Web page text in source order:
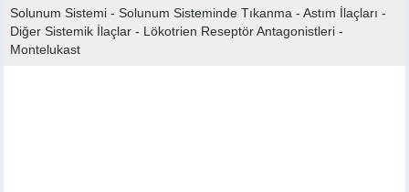
Solunum Sistemi - Solunum Sisteminde Tıkanma - Astım İlaçları -
Diğer Sistemik İlaçlar - Lökotrien Reseptör Antagonistleri -
Montelukast